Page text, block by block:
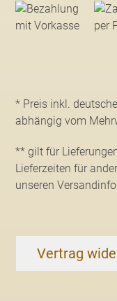
* Preis inkl.
abhängig vom
** gilt für
Lieferzeiten für
unseren
Vertrag